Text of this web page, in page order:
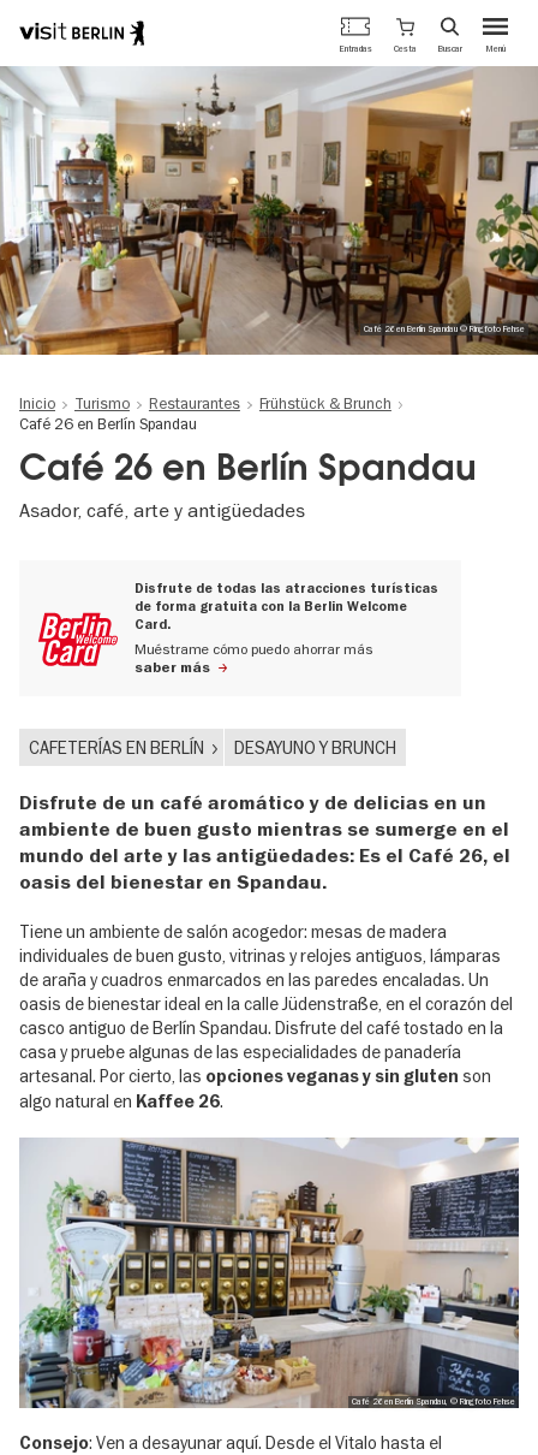
Pasar
al
contenido
principal
Portal
oficial
turismo
de
Berlín
Menú
Entradas Cesta Buscar
Café 26 en Berlín Spandau © Ringfoto Fehse
Inicio Turismo Restaurantes
Frühstück & Brunch
Café 26 en Berlín Spandau
Café 26 en Berlín Spandau
Asador, café, arte y antigüedades
Disfrute de todas las atracciones turísticas
de forma gratuita con la Berlin Welcome
Card.
Muéstrame cómo puedo ahorrar más
saber más
CAFETERÍAS EN BERLÍN DESAYUNO Y BRUNCH
Disfrute de un café aromático y de delicias en un
ambiente de buen gusto mientras se sumerge en el
mundo del arte y las antigüedades: Es el Café 26, el
oasis del bienestar en Spandau.
Tiene un ambiente de salón acogedor: mesas de madera
individuales de buen gusto, vitrinas y relojes antiguos, lámparas
de araña y cuadros enmarcados en las paredes encaladas. Un
oasis de bienestar ideal en la calle Jüdenstraße, en el corazón del
casco antiguo de Berlín Spandau. Disfrute del café tostado en la
casa y pruebe algunas de las especialidades de panadería
artesanal. Por cierto, las opciones veganas y sin gluten son
algo natural en Kaffee 26.
Café 26 en Berlín Spandau, © Ringfoto Fehse
Consejo: Ven a desayunar aquí. Desde el Vitalo hasta el